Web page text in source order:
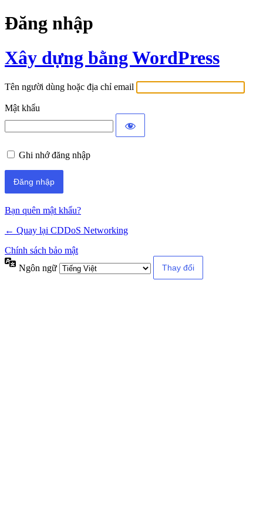
Đăng nhập
Xây dựng bằng WordPress
Tên người dùng hoặc địa chỉ email
Mật khẩu
Ghi nhớ đăng nhập
Bạn quên mật khẩu?
← Quay lại CDDoS Networking
Chính sách bảo mật
Ngôn ngữ